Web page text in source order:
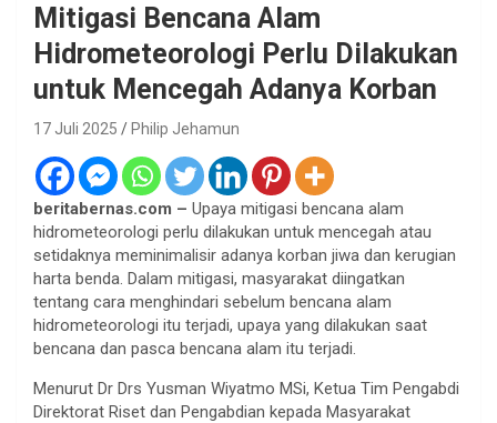
Mitigasi Bencana Alam
Hidrometeorologi Perlu Dilakukan
untuk Mencegah Adanya Korban
17 Juli 2025 Philip Jehamun
beritabernas.com – Upaya mitigasi bencana alam
hidrometeorologi perlu dilakukan untuk mencegah atau
setidaknya meminimalisir adanya korban jiwa dan kerugian
harta benda. Dalam mitigasi, masyarakat diingatkan
tentang cara menghindari sebelum bencana alam
hidrometeorologi itu terjadi, upaya yang dilakukan saat
bencana dan pasca bencana alam itu terjadi.
Menurut Dr Drs Yusman Wiyatmo MSi, Ketua Tim Pengabdi
Direktorat Riset dan Pengabdian kepada Masyarakat